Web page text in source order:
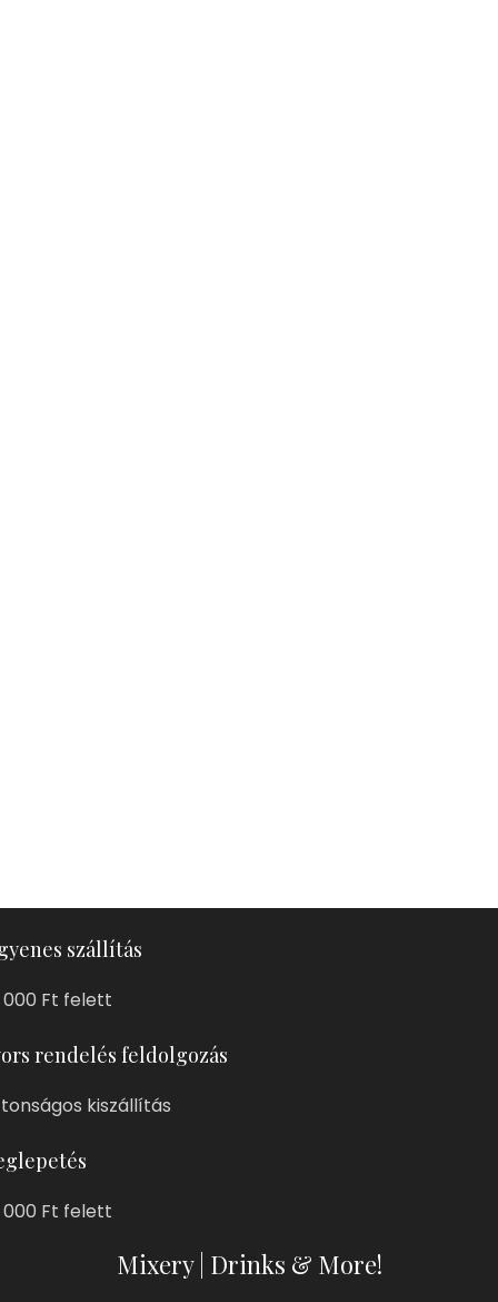
szállítás
000 Ft felett
rendelés feldolgozás
kiszállítás
000 Ft felett
Mixery | Drinks & More!